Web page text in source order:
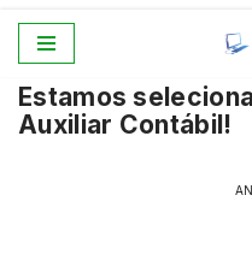
para
o
Estamos
Auxiliar Contábil!